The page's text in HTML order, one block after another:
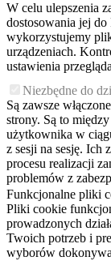
W celu ulepszenia
dostosowania jej do
wykorzystujemy
urządzeniach.
ustawienia
Niezbędne do
Są zawsze
strony. Są to
użytkownika w
z sesji na sesję. Ich
procesu realizacji
problemów z
Funkcjonalne pliki
Pliki cookie
prowadzonych
Twoich potrzeb i
wyborów